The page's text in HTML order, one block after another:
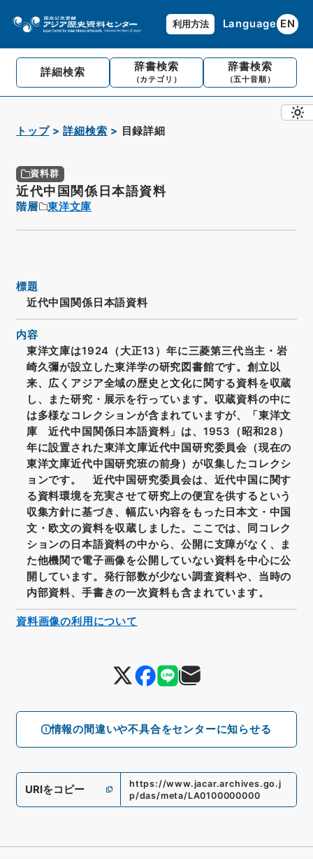
利用方法 Language EN
詳細検索 辞書検索
（カテゴリ）
辞書検索
（五十音順）
トップ 詳細検索 目録詳細
資料群
近代中国関係日本語資料
階層 東洋文庫
情報の間違いや不具合をセンターに知らせる
標題
近代中国関係日本語資料
内容
東洋文庫は1924（大正13）年に三菱第三代当主・岩
崎久彌が設立した東洋学の研究図書館です。創立以
来、広くアジア全域の歴史と文化に関する資料を収蔵
し、また研究・展示を行っています。収蔵資料の中に
は多様なコレクションが含まれていますが、「東洋文
庫 近代中国関係日本語資料」は、1953（昭和28）
年に設置された東洋文庫近代中国研究委員会（現在の
東洋文庫近代中国研究班の前身）が収集したコレクシ
ョンです。 近代中国研究委員会は、近代中国に関す
る資料環境を充実させて研究上の便宜を供するという
収集方針に基づき、幅広い内容をもった日本文・中国
文・欧文の資料を収蔵しました。ここでは、同コレク
ションの日本語資料の中から、公開に支障がなく、ま
た他機関で電子画像を公開していない資料を中心に公
開しています。発行部数が少ない調査資料や、当時の
内部資料、手書きの一次資料も含まれています。
URIをコピー
https://www.jacar.archives.go.j
p/das/meta/LA0100000000
資料画像の利用について